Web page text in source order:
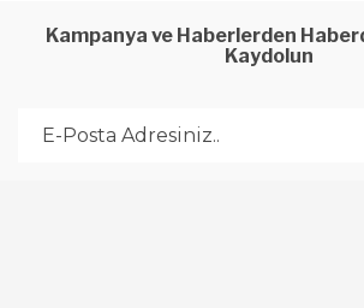
Kampanya ve Haberlerden
Kaydolun